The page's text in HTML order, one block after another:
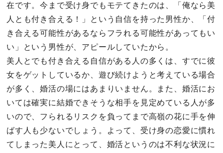
在です。今まで受け身でもモテてきたのは、「俺なら美
人とも付き合える！」という自信を持った男性か、「付
き合える可能性があるならフラれる可能性があってもい
い」という男性が、アピールしていたから。
美人とでも付き合える自信がある人の多くは、すでに彼
女をゲットしているか、遊び続けようと考えている場合
が多く、婚活の場にはあまりいません。また、婚活にお
いては確実に結婚できそうな相手を見定めている人が多
いので、フられるリスクを負ってまで高嶺の花に手を伸
ばす人も少ないでしょう。よって、受け身の恋愛に慣れ
てしまった美人にとって、婚活というのは不利な状況に